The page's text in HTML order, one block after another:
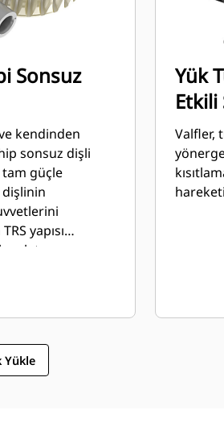
Sonsuz
kendinden
sonsuz dişli
güçle
yapısı
tanır.
Yük
Valfler,
Yükle